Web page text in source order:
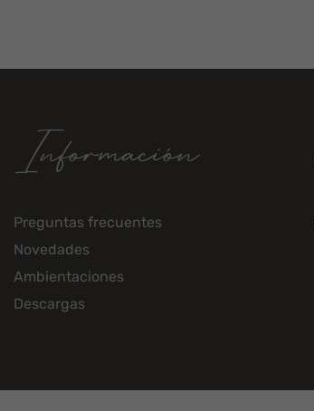
Información
Preguntas frecuentes
Novedades
Ambientaciones
Descargas